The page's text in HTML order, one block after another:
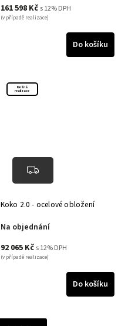
161 598 Kč s 12% DPH
(v případě realizace)
Do košíku
Možná
realizace
Koko 2.0 - ocelové obložení
Na objednání
92 065 Kč s 12% DPH
(v případě realizace)
Do košíku